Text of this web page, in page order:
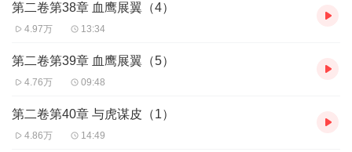
第二卷第38章 血鹰展翼（4）
4.97万 13:34
第二卷第39章 血鹰展翼（5）
4.76万 09:48
第二卷第40章 与虎谋皮（1）
4.86万 14:49